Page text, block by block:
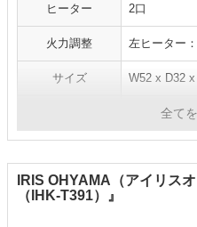
ヒーター 2口
火力調整 左ヒーター
サイズ W52 x D32
全て
IRIS OHYAMA（アイリス
（IHK-T391）』